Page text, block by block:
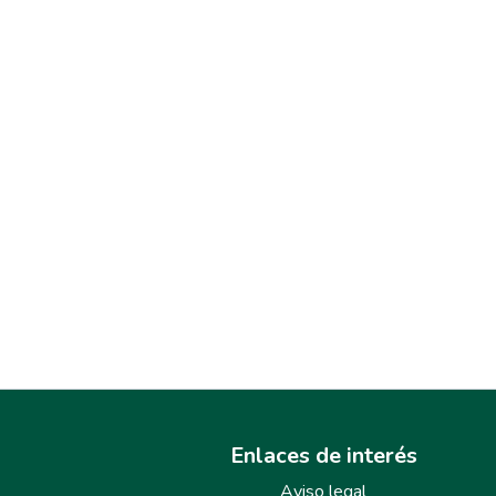
Enlaces de interés